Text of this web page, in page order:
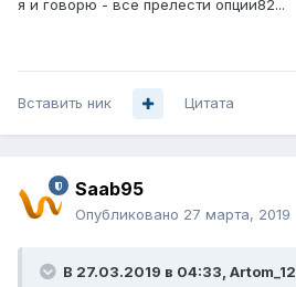
я и говорю - все прелести опции82...
Вставить ник Цитата
Saab95
Опубликовано 27 марта, 2019
В 27.03.2019 в 04:33, Artom_12